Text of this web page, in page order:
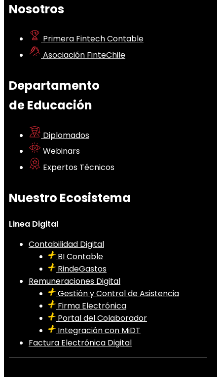
Nosotros
Primera Fintech Contable
Asociación FinteChile
Departamento
de Educación
Diplomados
Webinars
Expertos Técnicos
Nuestro Ecosistema
Linea Digital
Contabilidad Digital
BI Contable
RindeGastos
Remuneraciones Digital
Gestión y Control de Asistencia
Firma Electrónica
Portal del Colaborador
Integración con MiDT
Factura Electrónica Digital